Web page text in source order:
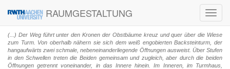
RAUMGESTALTUNG
(...) Der Weg führt unter den Kronen der Obstbäume kreuz und quer über die Wiese
zum Turm. Von oberhalb nähern sie sich dem weiß engobierten Backsteinturm, der
hangaufwärts zwei schmale, nebeneinanderliegende Öffnungen ausweist. Über Stufen
in den Schwellen treten die Beiden gemeinsam und zugleich, aber durch die beiden
Öffnungen getrennt voneinander, in das Innere hinein. Im Inneren, im Turmhaus,